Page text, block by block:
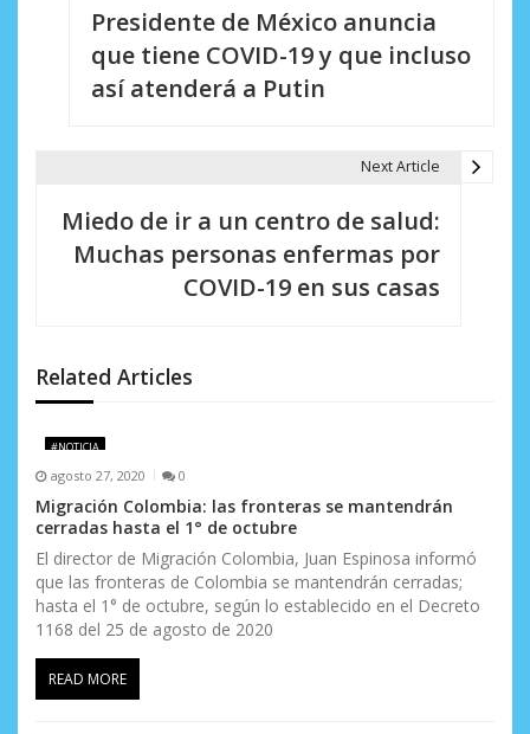
n
d
e
e
n
t
r
a
d
Presidente de México anuncia
que tiene COVID-19 y que incluso
así atenderá a Putin
Next Article
Miedo de ir a un centro de salud:
Muchas personas enfermas por
COVID-19 en sus casas
Related Articles
#NOTICIA
agosto 27, 2020 0
Migración Colombia: las fronteras se mantendrán
cerradas hasta el 1° de octubre
El director de Migración Colombia, Juan Espinosa informó
que las fronteras de Colombia se mantendrán cerradas;
hasta el 1° de octubre, según lo establecido en el Decreto
1168 del 25 de agosto de 2020
READ MORE